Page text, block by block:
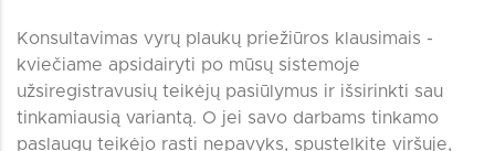
Konsultavimas vyrų plaukų priežiūros klausimais -
kviečiame apsidairyti po mūsų sistemoje
užsiregistravusių teikėjų pasiūlymus ir išsirinkti sau
tinkamiausią variantą. O jei savo darbams tinkamo
paslaugų teikėjo rasti nepavyks, spustelkite viršuje,